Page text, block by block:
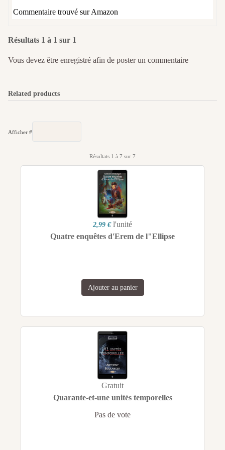
Commentaire trouvé sur Amazon
Résultats 1 à 1 sur 1
Vous devez être enregistré afin de poster un commentaire
Related products
Afficher #
Résultats 1 à 7 sur 7
2,99 € l'unité
Quatre enquêtes d'Erem de l"Ellipse
Ajouter au panier
Gratuit
Quarante-et-une unités temporelles
Pas de vote